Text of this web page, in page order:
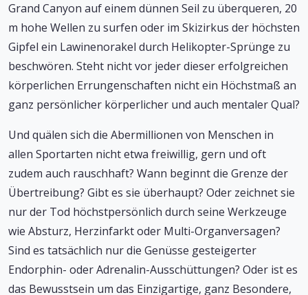
Grand Canyon auf einem dünnen Seil zu überqueren, 20
m hohe Wellen zu surfen oder im Skizirkus der höchsten
Gipfel ein Lawinenorakel durch Helikopter-Sprünge zu
beschwören. Steht nicht vor jeder dieser erfolgreichen
körperlichen Errungenschaften nicht ein Höchstmaß an
ganz persönlicher körperlicher und auch mentaler Qual?
Und quälen sich die Abermillionen von Menschen in
allen Sportarten nicht etwa freiwillig, gern und oft
zudem auch rauschhaft? Wann beginnt die Grenze der
Übertreibung? Gibt es sie überhaupt? Oder zeichnet sie
nur der Tod höchstpersönlich durch seine Werkzeuge
wie Absturz, Herzinfarkt oder Multi-Organversagen?
Sind es tatsächlich nur die Genüsse gesteigerter
Endorphin- oder Adrenalin-Ausschüttungen? Oder ist es
das Bewusstsein um das Einzigartige, ganz Besondere,